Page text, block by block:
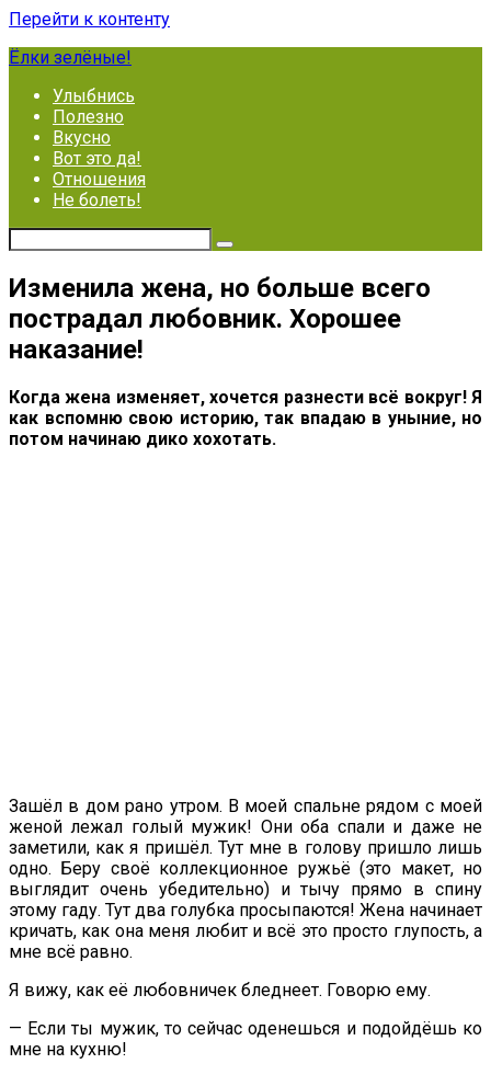
Перейти к контенту
Ёлки зелёные!
Улыбнись
Полезно
Вкусно
Вот это да!
Отношения
Не болеть!
Изменила жена, но больше всего
пострадал любовник. Хорошее
наказание!
Когда жена изменяет, хочется разнести всё вокруг! Я
как вспомню свою историю, так впадаю в уныние, но
потом начинаю дико хохотать.
Зашёл в дом рано утром. В моей спальне рядом с моей
женой лежал голый мужик! Они оба спали и даже не
заметили, как я пришёл. Тут мне в голову пришло лишь
одно. Беру своё коллекционное ружьё (это макет, но
выглядит очень убедительно) и тычу прямо в спину
этому гаду. Тут два голубка просыпаются! Жена начинает
кричать, как она меня любит и всё это просто глупость, а
мне всё равно.
Я вижу, как её любовничек бледнеет. Говорю ему.
— Если ты мужик, то сейчас оденешься и подойдёшь ко
мне на кухню!